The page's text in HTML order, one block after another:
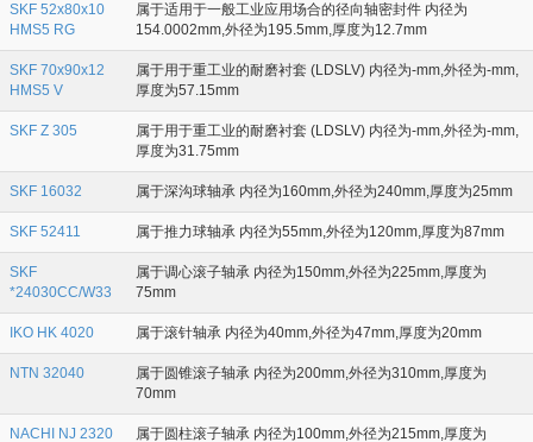
SKF 52x80x10
HMS5 RG
属于适用于一般工业应用场合的径向轴密封件 内径为
154.0002mm,外径为195.5mm,厚度为12.7mm
SKF 70x90x12
HMS5 V
属于用于重工业的耐磨衬套 (LDSLV) 内径为-mm,外径为-mm,
厚度为57.15mm
SKF Z 305
属于用于重工业的耐磨衬套 (LDSLV) 内径为-mm,外径为-mm,
厚度为31.75mm
SKF 16032 属于深沟球轴承 内径为160mm,外径为240mm,厚度为25mm
SKF 52411 属于推力球轴承 内径为55mm,外径为120mm,厚度为87mm
SKF
*24030CC/W33
属于调心滚子轴承 内径为150mm,外径为225mm,厚度为
75mm
IKO HK 4020 属于滚针轴承 内径为40mm,外径为47mm,厚度为20mm
NTN 32040
属于圆锥滚子轴承 内径为200mm,外径为310mm,厚度为
70mm
NACHI NJ 2320
属于圆柱滚子轴承 内径为100mm,外径为215mm,厚度为